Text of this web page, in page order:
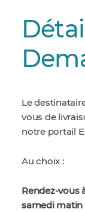
Le
vous de
notre portail
Au choix :
Rendez-vous
samedi matin